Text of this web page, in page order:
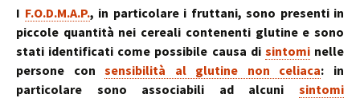
I F.O.D.M.A.P., in particolare i fruttani, sono presenti in
piccole quantità nei cereali contenenti glutine e sono
stati identificati come possibile causa di sintominelle
persone consensibilità al glutine non celiaca: in
particolare sono associabili ad alcuni sintomi